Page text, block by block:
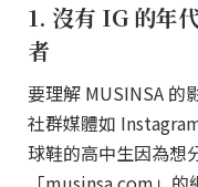
1. 沒有 IG 的年
者
要理解 MUSINSA 的
社群媒體如
球鞋的高中生因為想